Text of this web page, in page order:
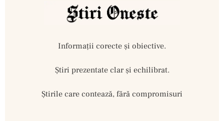
Informații corecte și obiective.
Ştiri prezentate clar și echilibrat.
Știrile care contează, fără compromisuri